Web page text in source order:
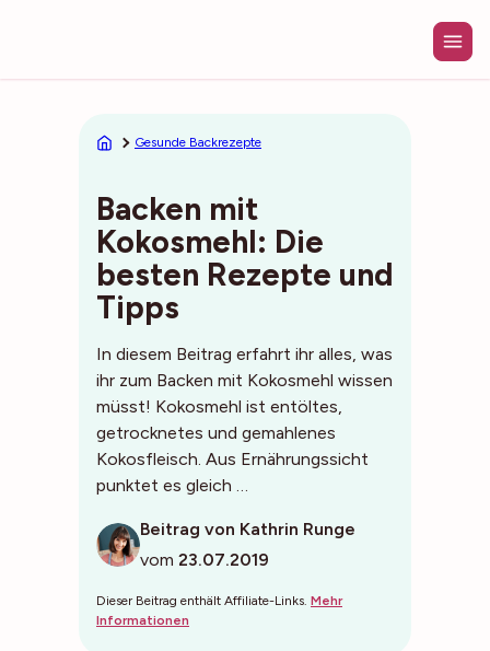
Gesunde Backrezepte
Backen mit
Kokosmehl: Die
besten Rezepte und
Tipps
In diesem Beitrag erfahrt ihr alles, was
ihr zum Backen mit Kokosmehl wissen
müsst! Kokosmehl ist entöltes,
getrocknetes und gemahlenes
Kokosfleisch. Aus Ernährungssicht
punktet es gleich …
Beitrag von Kathrin Runge
vom 23.07.2019
Dieser Beitrag enthält Affiliate-Links. Mehr
Informationen